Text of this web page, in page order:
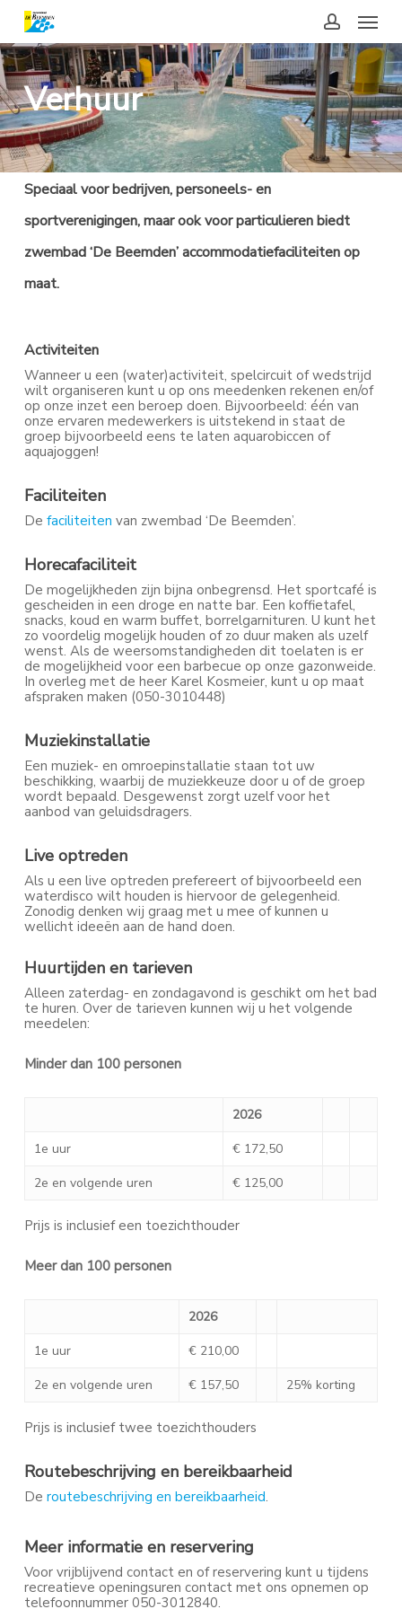
main
content
account
Menu
Verhuur
Speciaal voor bedrijven, personeels- en
sportverenigingen, maar ook voor particulieren biedt
zwembad ‘De Beemden’ accommodatiefaciliteiten op
maat.
Activiteiten
Wanneer u een (water)activiteit, spelcircuit of wedstrijd
wilt organiseren kunt u op ons meedenken rekenen en/of
op onze inzet een beroep doen. Bijvoorbeeld: één van
onze ervaren medewerkers is uitstekend in staat de
groep bijvoorbeeld eens te laten aquarobiccen of
aquajoggen!
Faciliteiten
De faciliteiten van zwembad ‘De Beemden’.
Horecafaciliteit
De mogelijkheden zijn bijna onbegrensd. Het sportcafé is
gescheiden in een droge en natte bar. Een koffietafel,
snacks, koud en warm buffet, borrelgarnituren. U kunt het
zo voordelig mogelijk houden of zo duur maken als uzelf
wenst. Als de weersomstandigheden dit toelaten is er
de mogelijkheid voor een barbecue op onze gazonweide.
In overleg met de heer Karel Kosmeier, kunt u op maat
afspraken maken (050-3010448)
Muziekinstallatie
Een muziek- en omroepinstallatie staan tot uw
beschikking, waarbij de muziekkeuze door u of de groep
wordt bepaald. Desgewenst zorgt uzelf voor het
aanbod van geluidsdragers.
Live optreden
Als u een live optreden prefereert of bijvoorbeeld een
waterdisco wilt houden is hiervoor de gelegenheid.
Zonodig denken wij graag met u mee of kunnen u
wellicht ideeën aan de hand doen.
Huurtijden en tarieven
Alleen zaterdag- en zondagavond is geschikt om het bad
te huren. Over de tarieven kunnen wij u het volgende
meedelen:
Minder dan 100 personen
2026
1e uur
€ 172,50
2e en volgende uren
€ 125,00
Prijs is inclusief een toezichthouder
Meer dan 100 personen
2026
1e uur
€ 210,00
2e en volgende uren
€ 157,50 25% korting
Prijs is inclusief twee toezichthouders
Routebeschrijving en bereikbaarheid
De routebeschrijving en bereikbaarheid.
Meer informatie en reservering
Voor vrijblijvend contact en of reservering kunt u tijdens
recreatieve openingsuren contact met ons opnemen op
telefoonnummer 050-3012840.